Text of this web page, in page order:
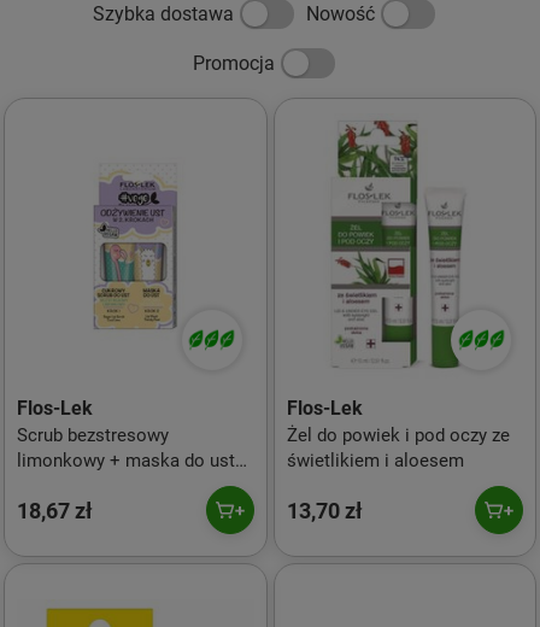
Szybka dostawa Nowość
Promocja
Flos-Lek
Scrub bezstresowy
limonkowy + maska do ust
18,67 zł
Flos-Lek
Żel do powiek i pod oczy ze
świetlikiem i aloesem
13,70 zł